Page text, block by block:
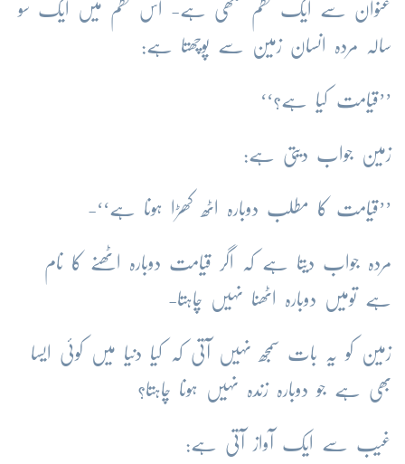
عنوان سے ایک نظم لکھی ہے- اس نظم میں ایک سو
سالہ مردہ انسان زمین سے پوچھتا ہے:
’’قیامت کیا ہے؟‘‘
زمین جواب دیتی ہے:
’’قیامت کا مطلب دوبارہ اٹھ کھڑا ہونا ہے‘‘-
مردہ جواب دیتا ہے کہ اگر قیامت دوبارہ اٹھنے کا نام
ہے تومیں دوبارہ اٹھنا نہیں چاہتا-
زمین کو یہ بات سمجھ نہیں آتی کہ کیا دنیا میں کوئی ایسا
بھی ہے جو دوبارہ زندہ نہیں ہونا چاہتا؟
غیب سے ایک آواز آتی ہے: